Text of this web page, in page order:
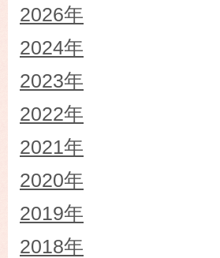
2026年
2024年
2023年
2022年
2021年
2020年
2019年
2018年